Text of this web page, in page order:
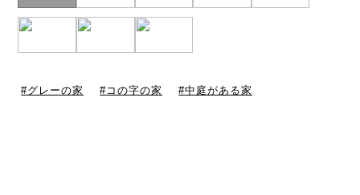
グレーの家 コの字の家 中庭がある家